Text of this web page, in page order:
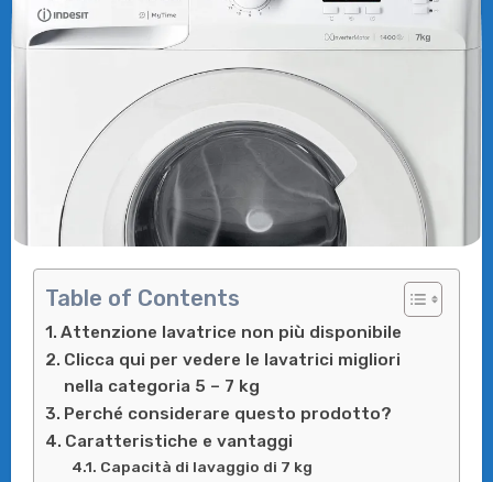
Table of Contents
Attenzione lavatrice non più disponibile
Clicca qui per vedere le lavatrici migliori
nella categoria 5 – 7 kg
Perché considerare questo prodotto?
Caratteristiche e vantaggi
Capacità di lavaggio di 7 kg